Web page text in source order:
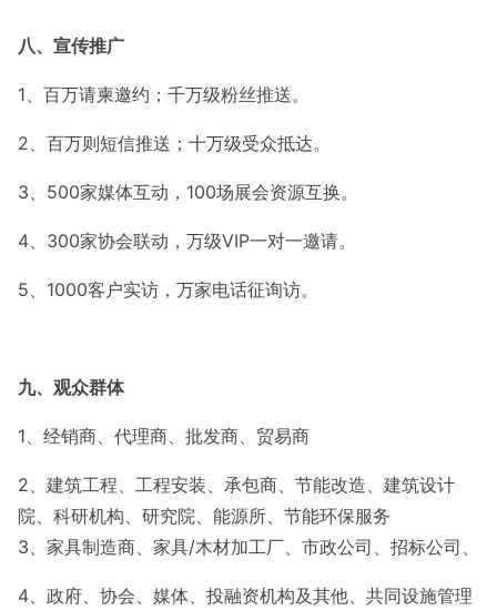
八、宣传推广
1、百万请柬邀约；千万级粉丝推送。
2、百万则短信推送；十万级受众抵达。
3、 500家媒体互动，100场展会资源互换。
4、 300家协会联动，万级VIP一对一邀请。
5、 1000客户实访，万家电话征询访。
九、观众群体
1、经销商、代理商、批发商、贸易商
2、建筑工程、工程安装、承包商、节能改造、建筑设计
院、科研机构、研究院、能源所、节能环保服务
3、家具制造商、家具/木材加工厂、市政公司、招标公司、
4、政府、协会、媒体、投融资机构及其他、共同设施管理